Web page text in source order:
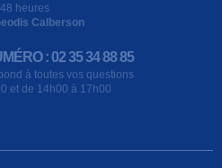
heures
Calberson
: 02 35 34 88 85
à toutes vos questions
et de 14h00 à 17h00